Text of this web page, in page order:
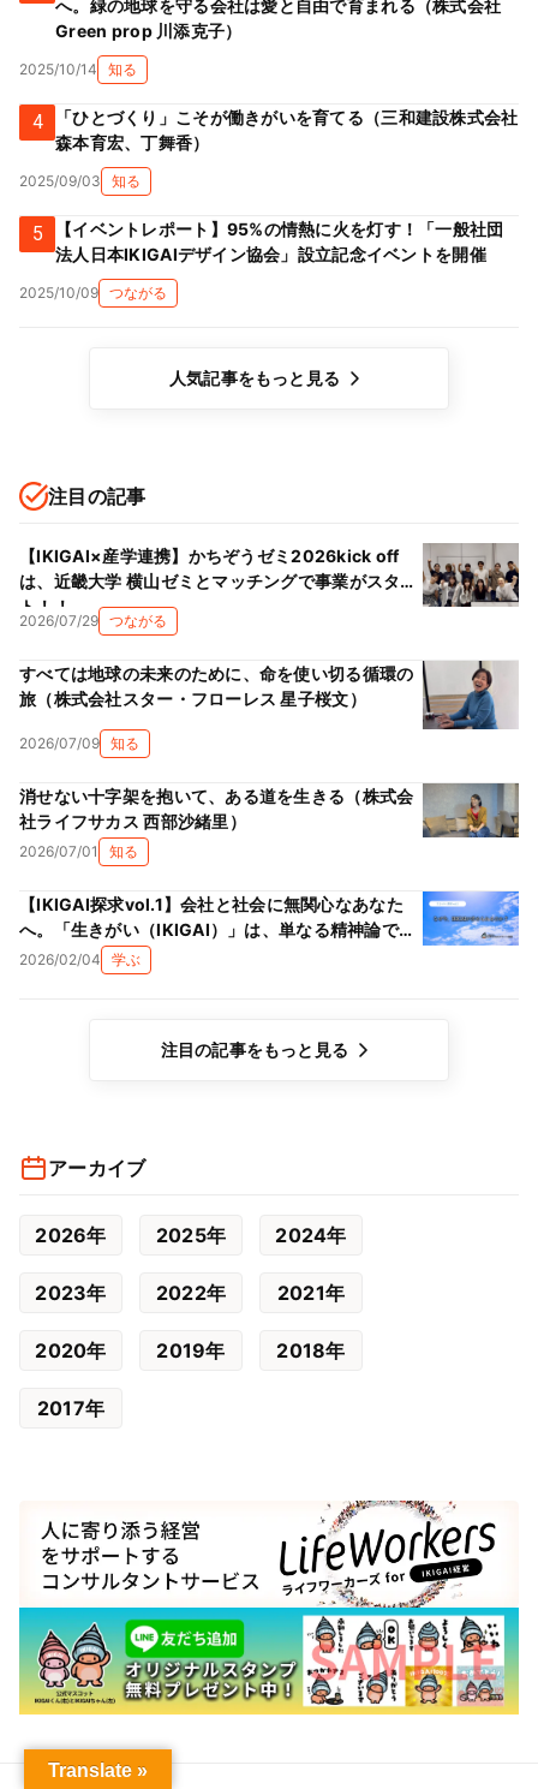
へ。緑の地球を守る会社は愛と自由で育まれる（株式会社
Green prop 川添克子）
2025/10/14 知る
4
「ひとづくり」こそが働きがいを育てる（三和建設株式会社
森本育宏、丁舞香）
2025/09/03 知る
5
【イベントレポート】95%の情熱に火を灯す！「一般社団
法人日本IKIGAIデザイン協会」設立記念イベントを開催
2025/10/09 つながる
人気記事をもっと見る
注目の記事
【IKIGAI×産学連携】かちぞうゼミ2026kick off
は、近畿大学 横山ゼミとマッチングで事業がスター
ト！！
2026/07/29 つながる
すべては地球の未来のために、命を使い切る循環の
旅（株式会社スター・フローレス 星子桜文）
2026/07/09 知る
消せない十字架を抱いて、ある道を生きる（株式会
社ライフサカス 西部沙緒里）
2026/07/01 知る
【IKIGAI探求vol.1】会社と社会に無関心なあなた
へ。「生きがい（IKIGAI）」は、単なる精神論では
ない理由
2026/02/04 学ぶ
注目の記事をもっと見る
アーカイブ
2026年 2025年 2024年
2023年 2022年 2021年
2020年 2019年 2018年
2017年
Translate »